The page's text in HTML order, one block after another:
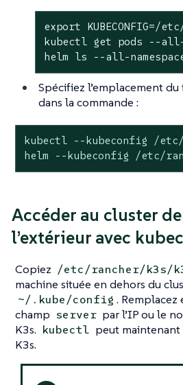
export KUBECONFIG=/
kubectl get pods --all-
helm ls --all-
Spécifiez l’emplacement
dans la commande :
kubectl --kubeconfig /etc/
helm --kubeconfig /etc/
Accéder au cluster
l’extérieur avec
Copiez /etc/rancher/k3s/
machine située en dehors du
~/.kube/config . Remplacez
champ server par l’IP ou le
K3s. kubectl peut
K3s.